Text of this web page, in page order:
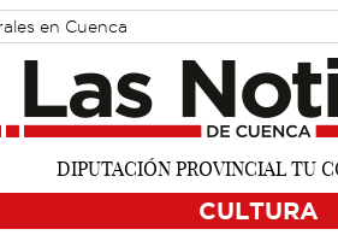
en Cuenca
CULTURA